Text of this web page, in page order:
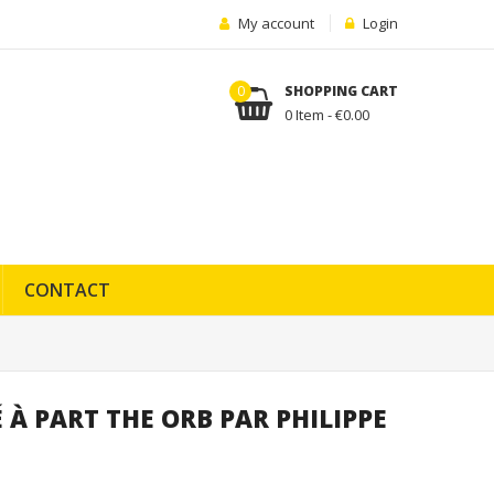
Login
My account
SHOPPING CART
0 Item - €0.00
0
CONTACT
PART THE ORB PAR PHILIPPE